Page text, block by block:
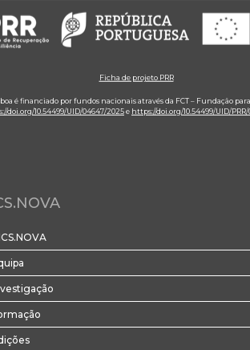
Ficha de projeto PRR
é financiado por fundos nacionais através da FCT – Fundação
doi.org/10.54499/UID/04647/2025e https://doi.org/10.54499/UID/